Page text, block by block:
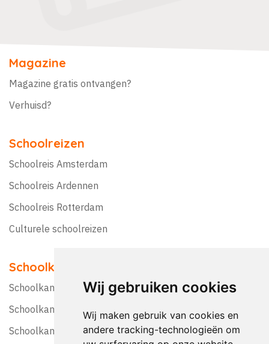
Wij gebruiken cookies
Wij maken gebruik van cookies en
andere tracking-technologieën om
Magazine
Magazine gratis ontvangen?
Verhuisd?
Schoolreizen
Schoolreis Amsterdam
Schoolreis Ardennen
Schoolreis Rotterdam
Culturele schoolreizen
Schoolkampen
Schoolkamp Nederland
Schoolkamp België
Schoolkamptips